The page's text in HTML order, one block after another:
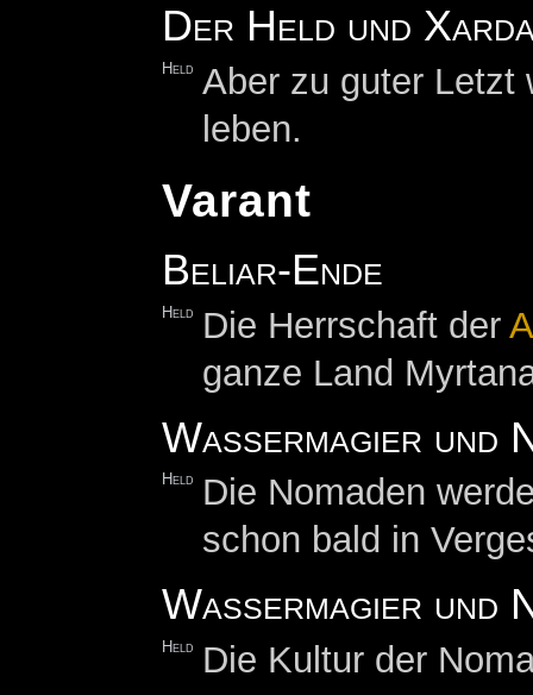
Der Held und
Held Aber zu guter Letzt
leben.
Varant
Beliar-Ende
Held Die Herrschaft der
ganze Land
Wassermagier und
Held
Die Nomaden
schon bald in
Wassermagier und
Held Die Kultur der